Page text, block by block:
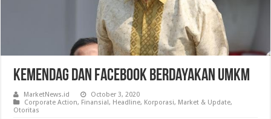
Kemendag Dan Facebook Berdayakan UMKM
MarketNews.id
October 3, 2020
Corporate Action, Finansial, Headline, Korporasi, Market & Update,
Otoritas